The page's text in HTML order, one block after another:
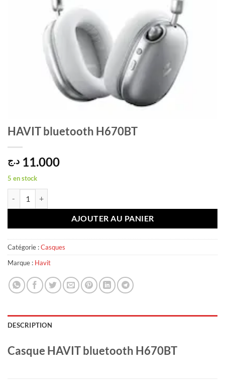
HAVIT bluetooth H670BT
11.000 د.ج
5 en stock
AJOUTER AU PANIER
Catégorie :Casques
Marque : Havit
DESCRIPTION
Casque HAVIT bluetooth H670BT